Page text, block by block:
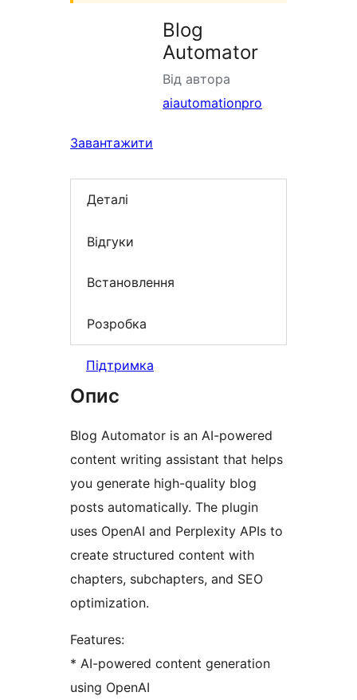
Blog
Automator
Від автора
aiautomationpro
Завантажити
Деталі
Відгуки
Встановлення
Розробка
Підтримка
Опис
Blog Automator is an AI-powered
content writing assistant that helps
you generate high-quality blog
posts automatically. The plugin
uses OpenAI and Perplexity APIs to
create structured content with
chapters, subchapters, and SEO
optimization.
Features:
* AI-powered content generation
using OpenAI